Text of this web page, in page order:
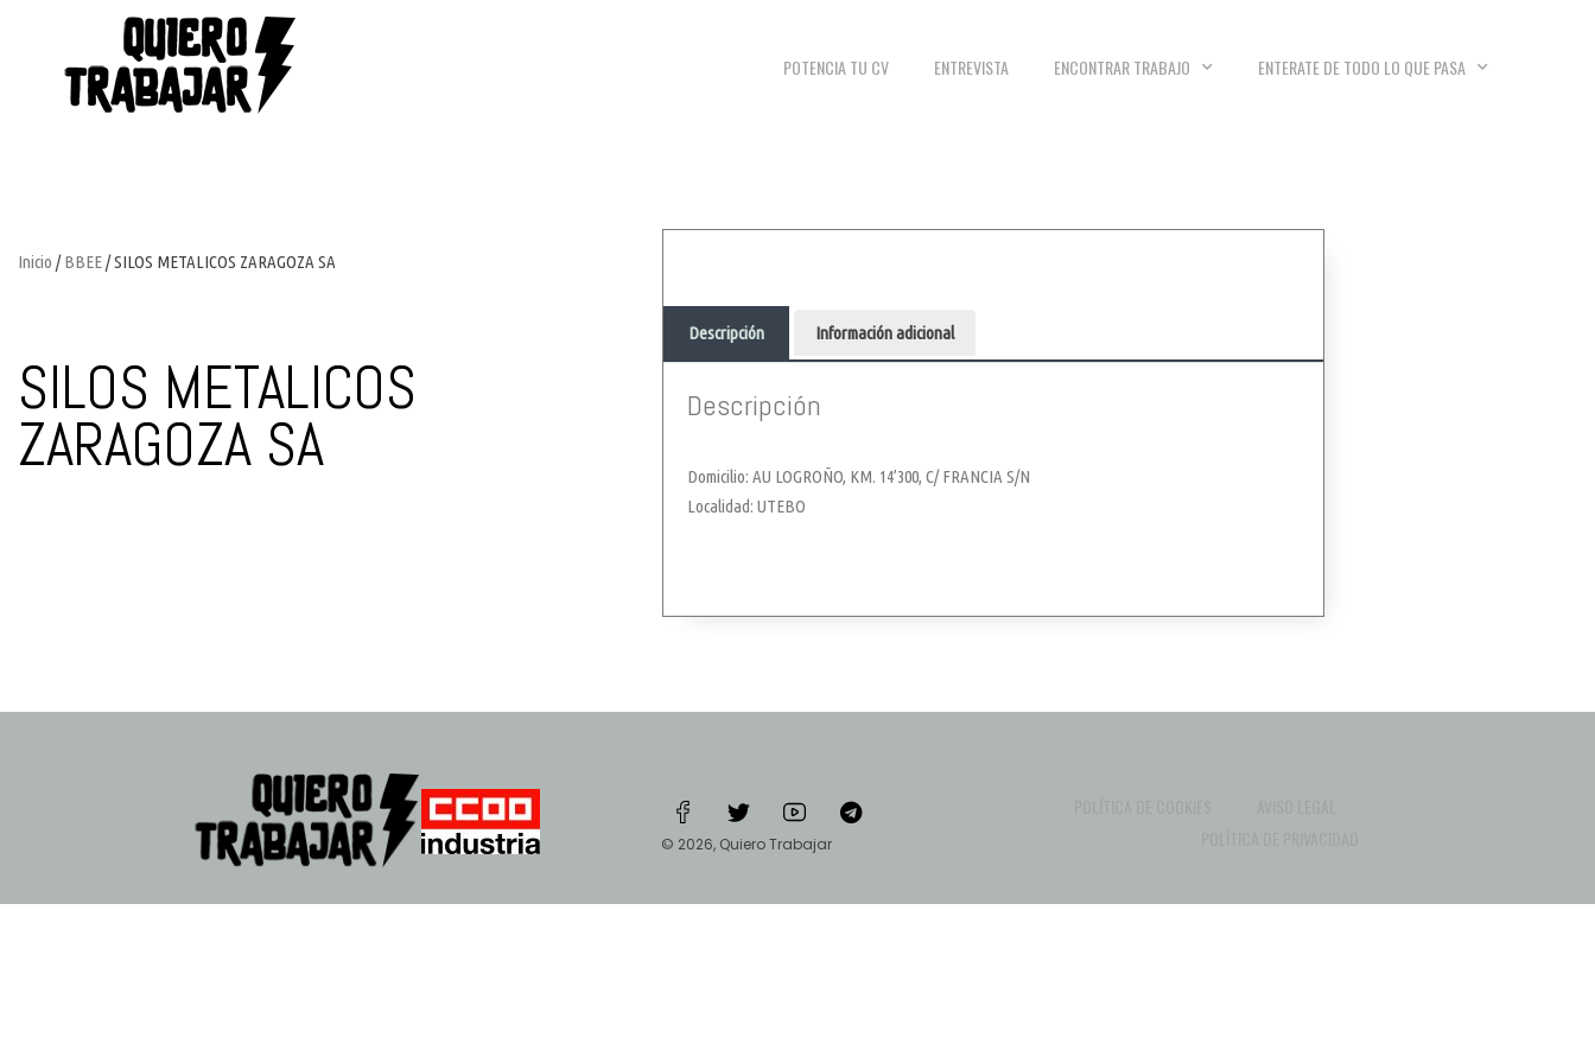
POTENCIA TU CV ENTREVISTA ENCONTRAR TRABAJO ENTERATE DE TODO LO QUE PASA
Inicio /BBEE/ SILOS METALICOS ZARAGOZA SA
SILOS METALICOS
ZARAGOZA SA
Descripción Información adicional
Descripción
Domicilio: AU LOGROÑO, KM. 14’300, C/ FRANCIA S/N
Localidad: UTEBO
© 2026, Quiero Trabajar